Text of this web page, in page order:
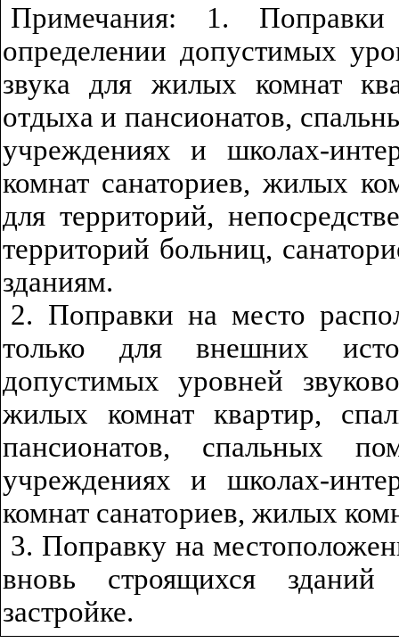
Примечания: 1.
определении допустимых
звука для жилых комнат
отдыха и пансионатов,
учреждениях и школах-
комнат санаториев, жилых
для территорий,
территорий больниц,
зданиям.
2. Поправки на место
только для внешних
допустимых уровней
жилых комнат квартир,
пансионатов, спальных
учреждениях и школах-
комнат санаториев, жилых
3. Поправку на
вновь строящихся
застройке.